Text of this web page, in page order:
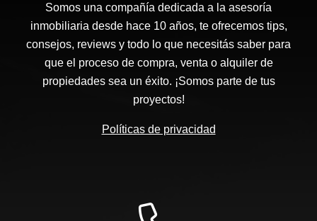
Somos una compañía dedicada a la asesoría
inmobiliaria desde hace 10 años, te ofrecemos tips,
consejos, reviews y todo lo que necesitás saber para
que el proceso de compra, venta o alquiler de
propiedades sea un éxito. ¡Somos parte de tus
proyectos!
Políticas de privacidad